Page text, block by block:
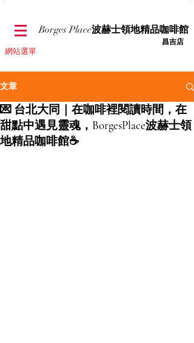
​網站選單
Borges Place波赫士領地精品咖啡館
​昌吉店
文章
💌 台北大同｜在咖啡裡閱讀時間，在
甜點中遇見靈魂，BorgesPlace波赫士領
地精品咖啡館☕